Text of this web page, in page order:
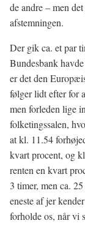
de andre – men
afstemningen.
Der gik ca. et par
Bundesbank
er det den
følger lidt efter for
men forleden lige
folketingssalen,
at kl. 11.54
kvart procent, og
renten en kvart
3 timer, men ca.
eneste af jer
forholde os, når vi